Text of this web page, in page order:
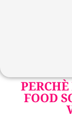
FOOD